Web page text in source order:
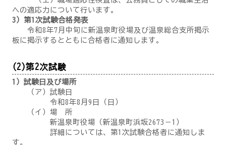
への適応力について行います。
3）第1次試験合格発表
令和8年7月中旬に新温泉町役場及び温泉総合支所掲示
板に掲示するとともに合格者に通知します。
(2)第2次試験
1）試験日及び場所
（ア）試験日
令和8年8月9日（日）
（イ）場 所
新温泉町役場（新温泉町浜坂2673－1）
詳細については、第1次試験合格者に通知しま
す。